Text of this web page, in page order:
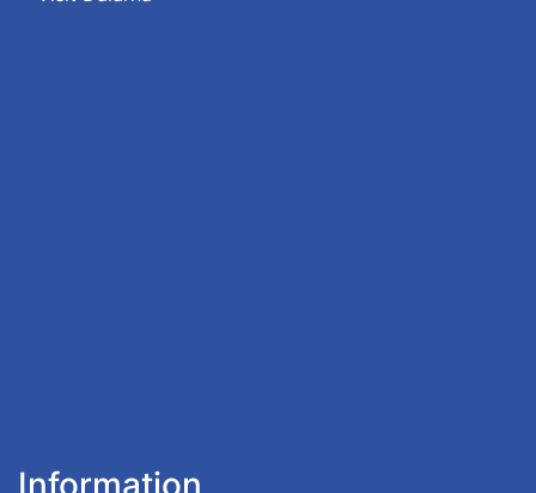
Information